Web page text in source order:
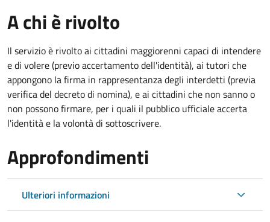
A chi è rivolto
Il servizio è rivolto ai cittadini maggiorenni capaci di intendere
e di volere (previo accertamento dell'identità), ai tutori che
appongono la firma in rappresentanza degli interdetti (previa
verifica del decreto di nomina), e ai cittadini che non sanno o
non possono firmare, per i quali il pubblico ufficiale accerta
l'identità e la volontà di sottoscrivere.
Approfondimenti
Ulteriori informazioni